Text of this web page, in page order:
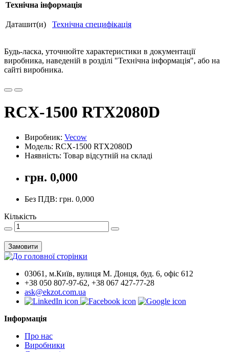
Технічна інформація
Даташит(и) Технічна специфікація
Будь-ласка, уточнюйте характеристики в документації
виробника, наведеній в розділі "Технічна інформація", або на
сайті виробника.
RCX-1500 RTX2080D
Виробник: Vecow
Модель: RCX-1500 RTX2080D
Наявність: Товар відсутній на складі
грн. 0,000
Без ПДВ: грн. 0,000
Кількість
Замовити
03061, м.Київ, вулиця М. Донця, буд. 6, офіс 612
+38 050 807-97-62, +38 067 427-77-28
ask@ekzot.com.ua
Інформація
Про нас
Виробники